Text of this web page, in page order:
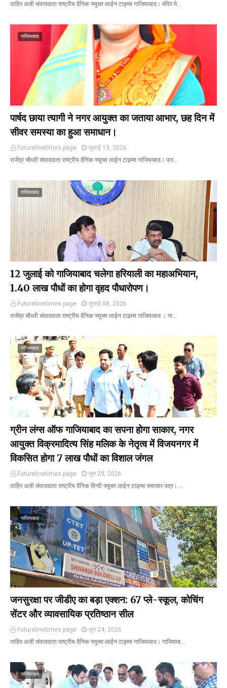
ताहिर अली संवाददाता राष्ट्रीय दैनिक फ्यूचर लाईन टाइम्स गाजियाबाद। मंदिर मे…
गाजियाबाद
पार्षद छाया त्यागी ने नगर आयुक्त का जताया आभार, छह दिन में
सीवर समस्या का हुआ समाधान।
Futurelinetimes.page
जुलाई 13, 2026
राजेंद्र चौधरी संवाददाता राष्ट्रीय दैनिक फ्यूचर लाईन टाइम्स गाजियाबाद। पार…
गाजियाबाद
12 जुलाई को गाजियाबाद चलेगा हरियाली का महाअभियान,
1.40 लाख पौधों का होगा वृहद पौधारोपण।
Futurelinetimes.page
जुलाई 08, 2026
राजेंद्र चौधरी संवाददाता राष्ट्रीय दैनिक फ्यूचर लाईन टाइम्स गाजियाबाद । गा…
गाजियाबाद
ग्रीन लंग्स ऑफ गाजियाबाद का सपना होगा साकार, नगर
आयुक्त विक्रमादित्य सिंह मलिक के नेतृत्व में विजयनगर में
विकसित होगा 7 लाख पौधों का विशाल जंगल
Futurelinetimes.page
जून 29, 2026
ताहिर अली संवाददाता राष्ट्रीय दैनिक हिन्दी फ्यूचर लाईन टाइम्स समाचार पत्र। …
गाजियाबाद
जनसुरक्षा पर जीडीए का बड़ा एक्शन: 67 प्ले-स्कूल, कोचिंग
सेंटर और व्यावसायिक प्रतिष्ठान सील
Futurelinetimes.page
जून 24, 2026
ताहिर अली संवाददाता राष्ट्रीय दैनिक फ्यूचर लाईन टाइम्स गाजियाबाद। गाजियाब…
गाजियाबाद